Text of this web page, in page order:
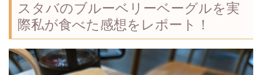
スタバのブルーベリーベーグルを実
際私が食べた感想をレポート！